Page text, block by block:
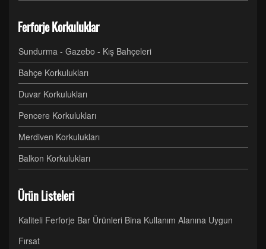
Ferforje Korkuluklar
Sundurma - Gazebo - Kış Bahçeleri
Bahçe Korkulukları
Duvar Korkulukları
Pencere Korkulukları
Merdiven Korkulukları
Balkon Korkulukları
Ürün Listeleri
Kaliteli Ferforje Bar Ürünleri Bina Kullanım Alanına Uygun
Fırsat